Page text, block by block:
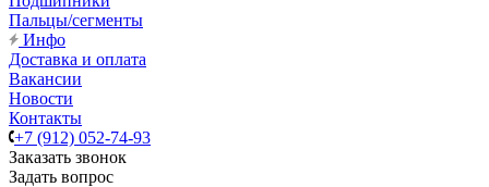
Пальцы/сегменты
Инфо
Доставка и оплата
Вакансии
Новости
Контакты
+7 (912) 052-74-93
Заказать звонок
Задать вопрос